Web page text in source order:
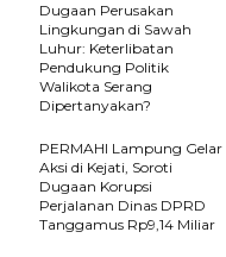
Dugaan Perusakan
Lingkungan di Sawah
Luhur: Keterlibatan
Pendukung Politik
Walikota Serang
Dipertanyakan?
PERMAHI Lampung Gelar
Aksi di Kejati, Soroti
Dugaan Korupsi
Perjalanan Dinas DPRD
Tanggamus Rp9,14 Miliar